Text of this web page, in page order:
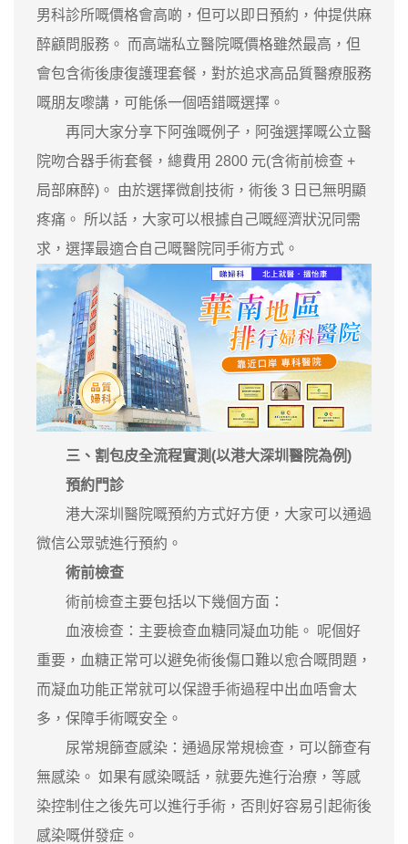
男科診所嘅價格會高啲，但可以即日預約，仲提供麻
醉顧問服務。 而高端私立醫院嘅價格雖然最高，但
會包含術後康復護理套餐，對於追求高品質醫療服務
嘅朋友嚟講，可能係一個唔錯嘅選擇。
再同大家分享下阿強嘅例子，阿強選擇嘅公立醫
院吻合器手術套餐，總費用 2800 元(含術前檢查 +
局部麻醉)。 由於選擇微創技術，術後 3 日已無明顯
疼痛。 所以話，大家可以根據自己嘅經濟狀況同需
求，選擇最適合自己嘅醫院同手術方式。
三、割包皮全流程實測(以港大深圳醫院為例)
預約門診
港大深圳醫院嘅預約方式好方便，大家可以通過
微信公眾號進行預約。
術前檢查
術前檢查主要包括以下幾個方面：
血液檢查：主要檢查血糖同凝血功能。 呢個好
重要，血糖正常可以避免術後傷口難以愈合嘅問題，
而凝血功能正常就可以保證手術過程中出血唔會太
多，保障手術嘅安全。
尿常規篩查感染：通過尿常規檢查，可以篩查有
無感染。 如果有感染嘅話，就要先進行治療，等感
染控制住之後先可以進行手術，否則好容易引起術後
感染嘅併發症。